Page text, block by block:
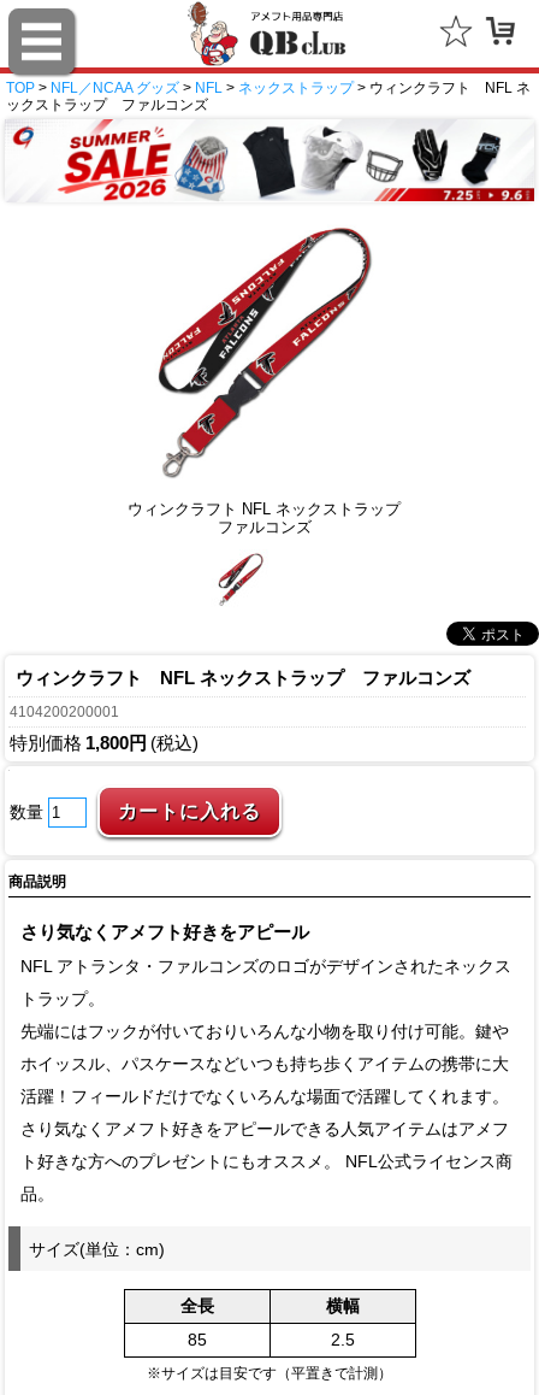
TOP > NFL／NCAA グッズ > NFL > ネックストラップ> ウィンクラフト NFL ネ
ックストラップ ファルコンズ
ウィンクラフト NFL ネックストラップ
ファルコンズ
ウィンクラフト NFL ネックストラップ ファルコンズ
4104200200001
特別価格 1,800円 (税込)
数量
商品説明
さり気なくアメフト好きをアピール
NFL アトランタ・ファルコンズのロゴがデザインされたネックス
トラップ。
先端にはフックが付いておりいろんな小物を取り付け可能。鍵や
ホイッスル、パスケースなどいつも持ち歩くアイテムの携帯に大
活躍！フィールドだけでなくいろんな場面で活躍してくれます。
さり気なくアメフト好きをアピールできる人気アイテムはアメフ
ト好きな方へのプレゼントにもオススメ。 NFL公式ライセンス商
品。
サイズ(単位：cm)
全長
横幅
85
2.5
※サイズは目安です（平置きで計測）